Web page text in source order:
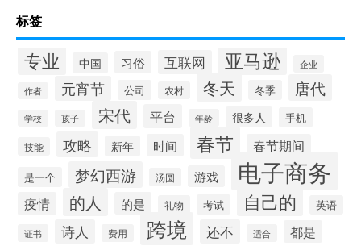
标签
专业 中国 习俗 互联网 亚马逊 企业
作者 元宵节 公司 农村 冬天 冬季 唐代
学校 孩子 宋代 平台 年龄 很多人 手机
技能 攻略 新年 时间 春节 春节期间
是一个 梦幻西游 汤圆 游戏 电子商务
疫情 的人 的是 礼物 考试 自己的 英语
证书 诗人 费用 跨境 还不 适合 都是